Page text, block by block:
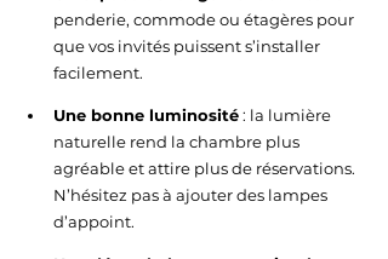
penderie, commode ou étagères pour
que vos invités puissent s’installer
facilement.
Une bonne luminosité : la lumière
naturelle rend la chambre plus
agréable et attire plus de réservations.
N’hésitez pas à ajouter des lampes
d’appoint.